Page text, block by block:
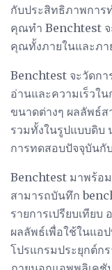
กับประสิทธิภาพการ
คุณทำ Benchtest จ
คุณทั้งภายในและภา
Benchtest จะวัดกา
อ่านและความเร็วใ
ขนาดต่างๆ ผลลัพธ์ส
รวมทั้งในรูปแบบดิบ
การทดสอบปัจจุบัน
Benchtest มาพร้อ
สามารถบันทึก
รายการเปรียบเทีย
ผลลัพธ์เพื่อใช้ในแอ
โปรแกรมประยุกต์ก